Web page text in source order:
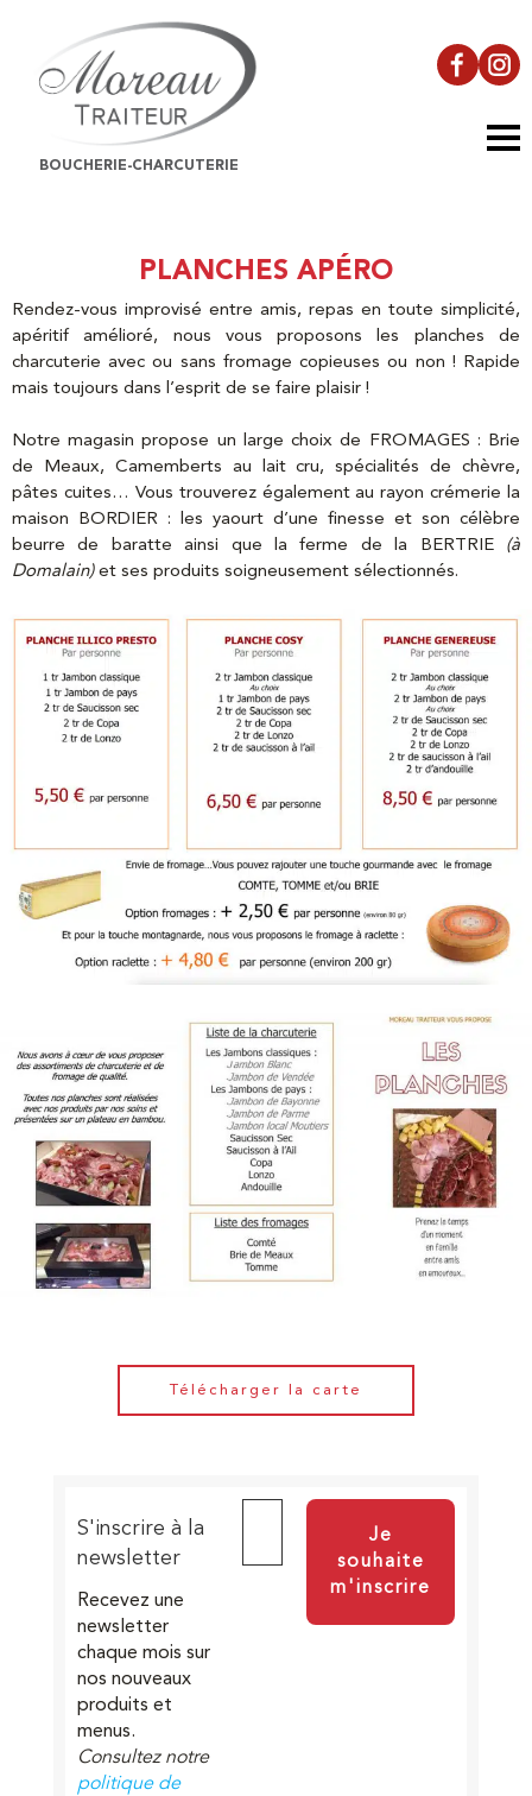
BOUCHERIE-CHARCUTERIE
PLANCHES APÉRO
Rendez-vous improvisé entre amis, repas en toute simplicité,
apéritif amélioré, nous vous proposons les planches de
charcuterie avec ou sans fromage copieuses ou non ! Rapide
mais toujours dans l’esprit de se faire plaisir !
Notre magasin propose un large choix de FROMAGES : Brie
de Meaux, Camemberts au lait cru, spécialités de chèvre,
pâtes cuites… Vous trouverez également au rayon crémerie la
maison BORDIER : les yaourt d’une finesse et son célèbre
beurre de baratte ainsi que la ferme de la BERTRIE (à
Domalain)et ses produits soigneusement sélectionnés.
Télécharger la carte
S'inscrire à la
newsletter
Recevez une
newsletter
chaque mois sur
nos nouveaux
produits et
menus.
Consultez notre
politique de